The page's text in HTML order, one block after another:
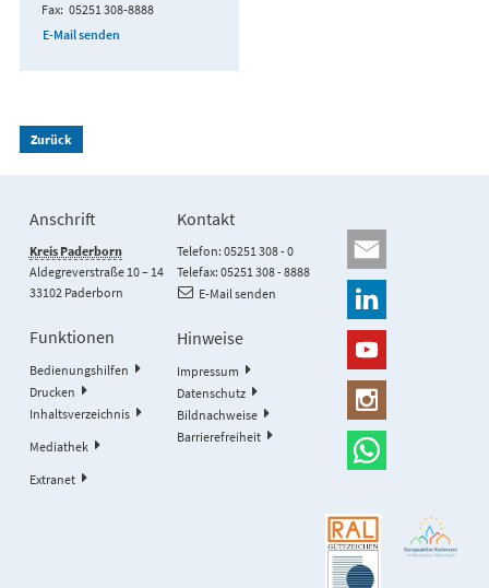
Fax 05251 308-8888
E-Mail senden
Zurück
Anschrift
Kreis Paderborn
Aldegreverstraße 10 – 14
33102 Paderborn
Kontakt
Telefon: 05251 308 - 0
Telefax: 05251 308 - 8888
E-Mail senden
Funktionen
Bedienungshilfen
Drucken
Inhaltsverzeichnis
Mediathek
Extranet
Hinweise
Impressum
Datenschutz
Bildnachweise
Barrierefreiheit